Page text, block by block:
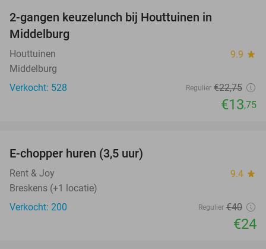
2-gangen keuzelunch bij Houttuinen in
Middelburg
Houttuinen 9.9 star
Middelburg
Verkocht: 528
Regulier €22,75
€13,75
E-chopper huren (3,5 uur)
Rent & Joy 9.4 star
Breskens (+1 locatie)
Verkocht: 200
Regulier €40
€24